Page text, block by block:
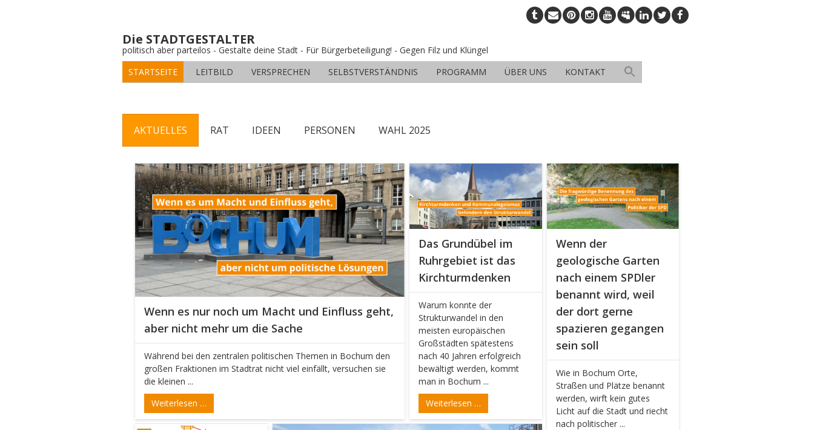
Die STADTGESTALTER
politisch aber parteilos - Gestalte deine Stadt - Für Bürgerbeteiligung! - Gegen Filz und Klüngel
STARTSEITE
LEITBILD VERSPRECHEN SELBSTVERSTÄNDNIS PROGRAMM ÜBER UNS KONTAKT
AKTUELLES RAT IDEEN PERSONEN WAHL 2025
Wenn es nur noch um Macht und Einfluss geht,
aber nicht mehr um die Sache
Während bei den zentralen politischen Themen in Bochum den
großen Fraktionen im Stadtrat nicht viel einfällt, versuchen sie
die kleinen ...
Weiterlesen …
Das Grundübel im
Ruhrgebiet ist das
Kirchturmdenken
Warum konnte der
Strukturwandel in den
meisten europäischen
Großstädten spätestens
nach 40 Jahren erfolgreich
bewältigt werden, kommt
man in Bochum ...
Weiterlesen …
Wenn der
geologische Garten
nach einem SPDler
benannt wird, weil
der dort gerne
spazieren gegangen
sein soll
Wie in Bochum Orte,
Straßen und Plätze benannt
werden, wirft kein gutes
Licht auf die Stadt und riecht
nach politischer ...